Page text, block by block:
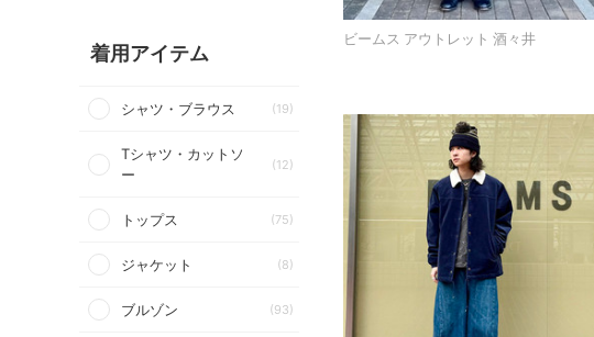
着用アイテム
シャツ・ブラウス (19)
Tシャツ・カットソ
ー
(12)
トップス (75)
ジャケット (8)
ブルゾン (93)
ビームス アウトレット 酒々井